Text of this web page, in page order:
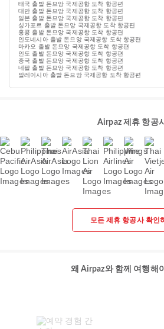
태국 출발 돈므앙 국제공항 도착 항공편
대만 출발 돈므앙 국제공항 도착 항공편
일본 출발 돈므앙 국제공항 도착 항공편
싱가포르 출발 돈므앙 국제공항 도착 항공편
홍콩 출발 돈므앙 국제공항 도착 항공편
인도네시아 출발 돈므앙 국제공항 도착 항공편
마카오 출발 돈므앙 국제공항 도착 항공편
인도 출발 돈므앙 국제공항 도착 항공편
중국 출발 돈므앙 국제공항 도착 항공편
네팔 출발 돈므앙 국제공항 도착 항공편
말레이시아 출발 돈므앙 국제공항 도착 항공편
Airpaz 제휴 항공
모든 제휴 항공사 확인
왜 Airpaz와 함께 여행해